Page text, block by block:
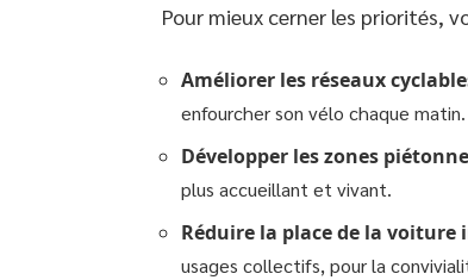
Pour mieux cerner les priorités,
Améliorer les réseaux
enfourcher son vélo chaque matin.
Développer les zones
plus accueillant et vivant.
Réduire la place de la voiture
usages collectifs, pour la